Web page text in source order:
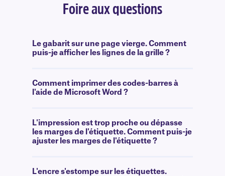
Foire aux questions
Le gabarit sur une page vierge. Comment
puis-je afficher les lignes de la grille ?
Comment imprimer des codes-barres à
l'aide de Microsoft Word ?
L'impression est trop proche ou dépasse
les marges de l'étiquette. Comment puis-je
ajuster les marges de l'étiquette ?
L'encre s'estompe sur les étiquettes.